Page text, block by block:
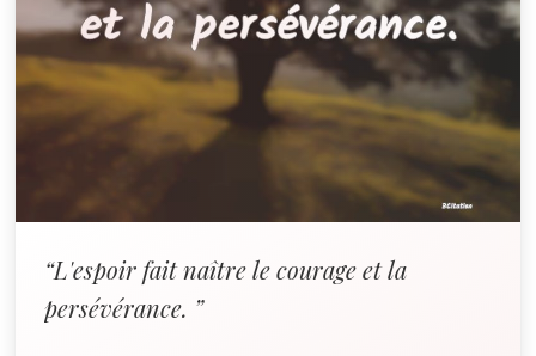
“L'espoir fait naître le courage et la
persévérance. ”